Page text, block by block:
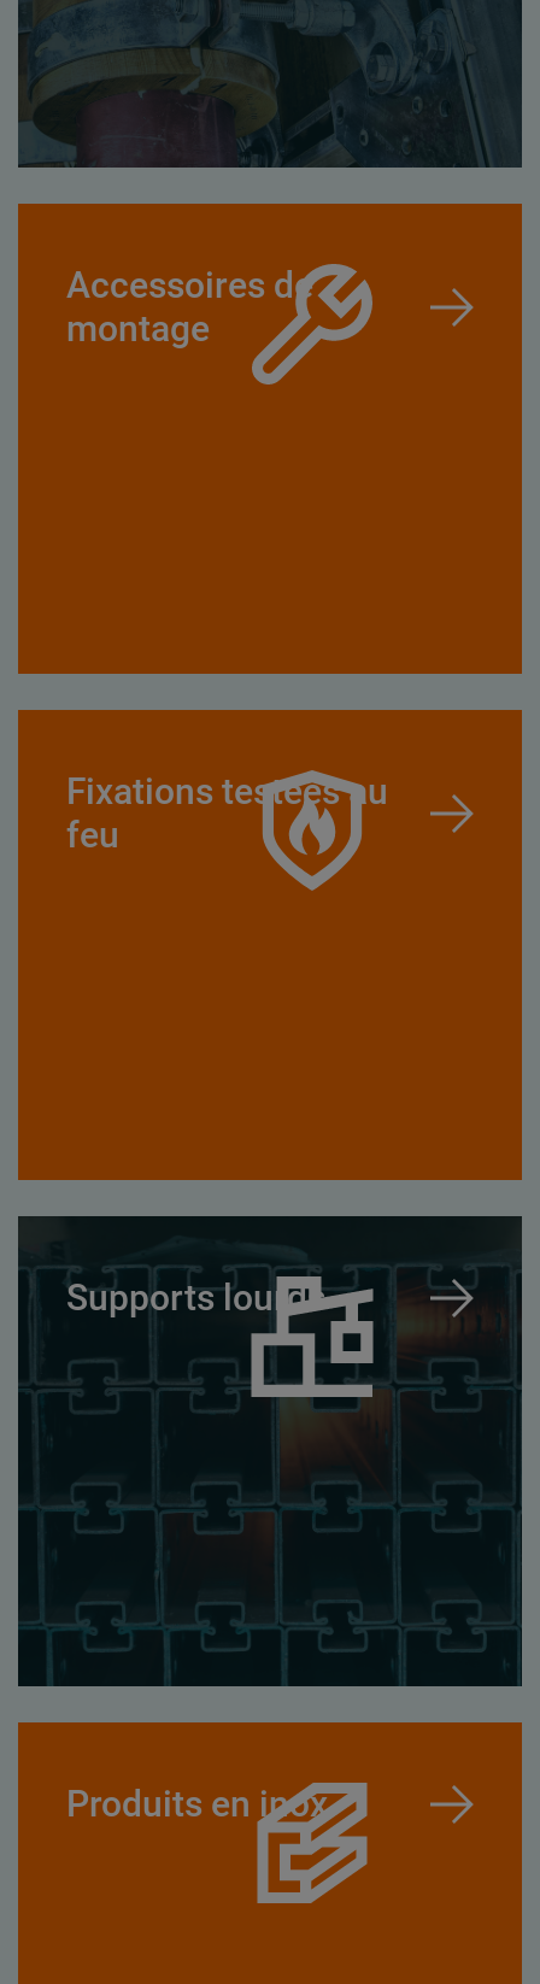
Accessoires de
montage
Fixations testées au
feu
Supports lourds
Produits en inox